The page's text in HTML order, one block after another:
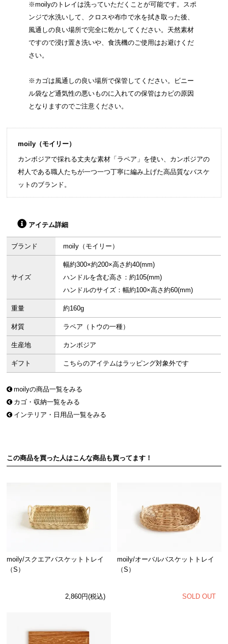
※moilyのトレイは洗っていただくことが可能です。スポ
ンジで水洗いして、クロスや布巾で水を拭き取った後、
風通しの良い場所で完全に乾かしてください。天然素材
ですので浸け置き洗いや、食洗機のご使用はお避けくだ
さい。
※カゴは風通しの良い場所で保管してください。ビニー
ル袋など通気性の悪いものに入れての保管はカビの原因
となりますのでご注意ください。
moily（モイリー）
カンボジアで採れる丈夫な素材「ラペア」を使い、カンボジアの
村人である職人たちが一つ一つ丁寧に編み上げた高品質なバスケ
ットのブランド。
アイテム詳細
ブランド moily（モイリー）
サイズ
幅約300×約200×高さ約40(mm)
ハンドルを含む高さ：約105(mm)
ハンドルのサイズ：幅約100×高さ約60(mm)
重量 約160g
材質 ラペア（トウの一種）
生産地 カンボジア
ギフト こちらのアイテムはラッピング対象外です
moilyの商品一覧をみる
カゴ・収納一覧をみる
インテリア・日用品一覧をみる
この商品を買った人はこんな商品も買ってます！
moily/スクエアバスケットトレイ
（S）
2,860円(税込)
moily/オーバルバスケットトレイ
（S）
SOLD OUT